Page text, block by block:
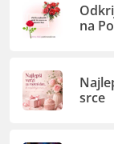
na
srce